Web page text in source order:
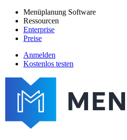
Direkt
zum
Inhalt
Main
navigation
Menüplanung Software
Ressourcen
Enterprise
Preise
menutech
navigation
Anmelden
Kostenlos testen